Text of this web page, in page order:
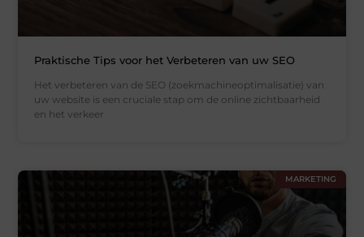
Praktische Tips voor het Verbeteren van uw SEO
Het verbeteren van de SEO (zoekmachineoptimalisatie) van
uw website is een cruciale stap om de online zichtbaarheid
en het verkeer
MARKETING